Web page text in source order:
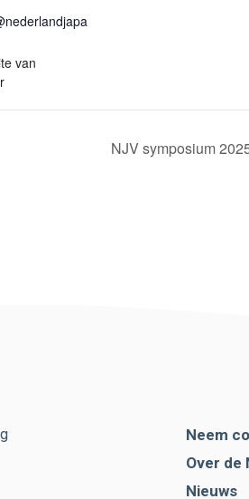
van
NJV symposium
Neem
Over de
Nieuws